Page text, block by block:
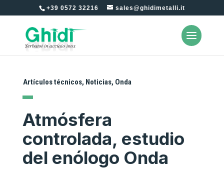
+39 0572 32216 sales@ghidimetalli.it
Artículos técnicos, Noticias, Onda
Atmósfera
controlada, estudio
del enólogo Onda